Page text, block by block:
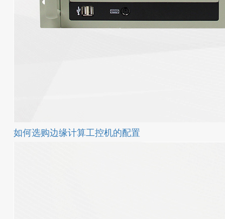
如何选购边缘计算工控机的配置